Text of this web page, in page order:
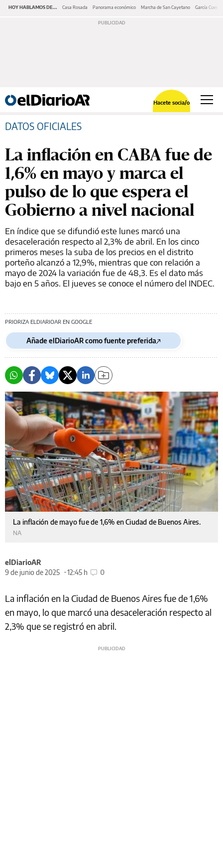
HOY HABLAMOS DE... Casa Rosada Panorama económico Marcha de San Cayetano García Cuerva
Hacete socia/o
DATOS OFICIALES
La inflación en CABA fue de
1,6% en mayo y marca el
pulso de lo que espera el
Gobierno a nivel nacional
En índice que se difundió este lunes marcó una
desaceleración respecto al 2,3% de abril. En los cinco
primeros meses la suba de los precios en el distrito
porteño alcanzó a 12,9%, mientras que con relación a
mayo de 2024 la variación fue de 48,3. Es el dato más
bajo en 5 años. El jueves se conoce el número del INDEC.
PRIORIZA ELDIARIOAR EN GOOGLE
Añade elDiarioAR como fuente preferida
La inflación de mayo fue de 1,6% en Ciudad de Buenos Aires.
NA
elDiarioAR
9 de junio de 2025
12:45 h 0
La inflación en la Ciudad de Buenos Aires fue de 1,6%
en mayo, lo que marcó una desaceleración respecto al
2,3% que se registró en abril.